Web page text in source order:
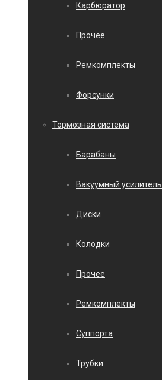
Карбюратор
Прочее
Ремкомплекты
Форсунки
Тормозная система
Барабаны
Вакуумный усилитель
Диски
Колодки
Прочее
Ремкомплекты
Суппорта
Трубки